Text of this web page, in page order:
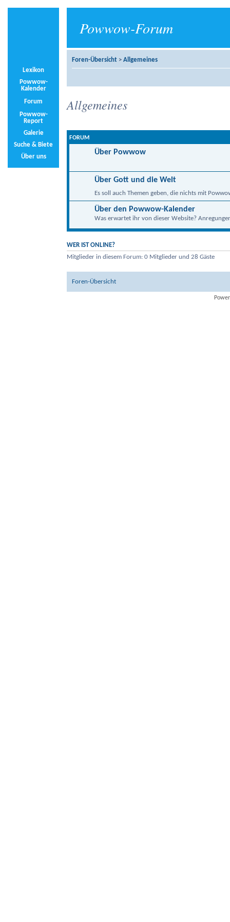
Powwow-Forum
Lexikon
Powwow-
Kalender
Forum
Powwow-
Report
Galerie
Suche & Biete
Über uns
Foren-Übersicht > Allgemeines
Allgemeines
FORUM
Über Powwow
Über Gott und die Welt
Es soll auch Themen geben, die nichts mit
Über den Powwow-Kalender
Was erwartet ihr von dieser Website?
WER IST ONLINE?
Mitglieder in diesem Forum: 0 Mitglieder und 28 Gäste
Foren-Übersicht